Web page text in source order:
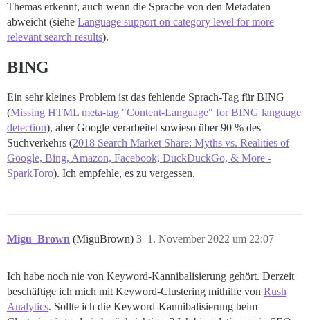
Themas erkennt, auch wenn die Sprache von den Metadaten
abweicht (siehe Language support on category level for more
relevant search results).
BING
Ein sehr kleines Problem ist das fehlende Sprach-Tag für BING
(Missing HTML meta-tag "Content-Language" for BING language
detection), aber Google verarbeitet sowieso über 90 % des
Suchverkehrs (2018 Search Market Share: Myths vs. Realities of
Google, Bing, Amazon, Facebook, DuckDuckGo, & More -
SparkToro). Ich empfehle, es zu vergessen.
Migu_Brown (MiguBrown) 1. November 2022 um 22:07
3
Ich habe noch nie von Keyword-Kannibalisierung gehört. Derzeit
beschäftige ich mich mit Keyword-Clustering mithilfe von Rush
Analytics. Sollte ich die Keyword-Kannibalisierung beim